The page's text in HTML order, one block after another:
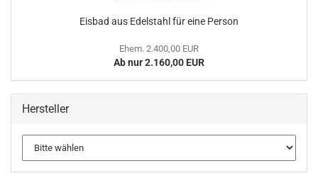
Eisbad aus Edelstahl für eine Person
Ehem. 2.400,00 EUR
Ab nur 2.160,00 EUR
Hersteller